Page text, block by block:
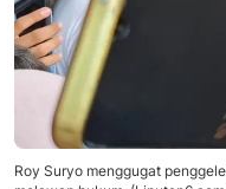
Roy Suryo menggugat